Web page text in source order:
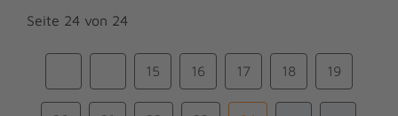
Seite 24 von 24
15 16 17 18 19